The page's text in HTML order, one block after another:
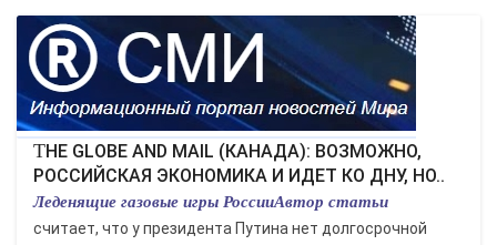
THE GLOBE AND MAIL (КАНАДА): ВОЗМОЖНО,
РОССИЙСКАЯ ЭКОНОМИКА И ИДЕТ КО ДНУ, НО..
Леденящие газовые игры РоссииАвтор статьи
считает, что у президента Путина нет долгосрочной